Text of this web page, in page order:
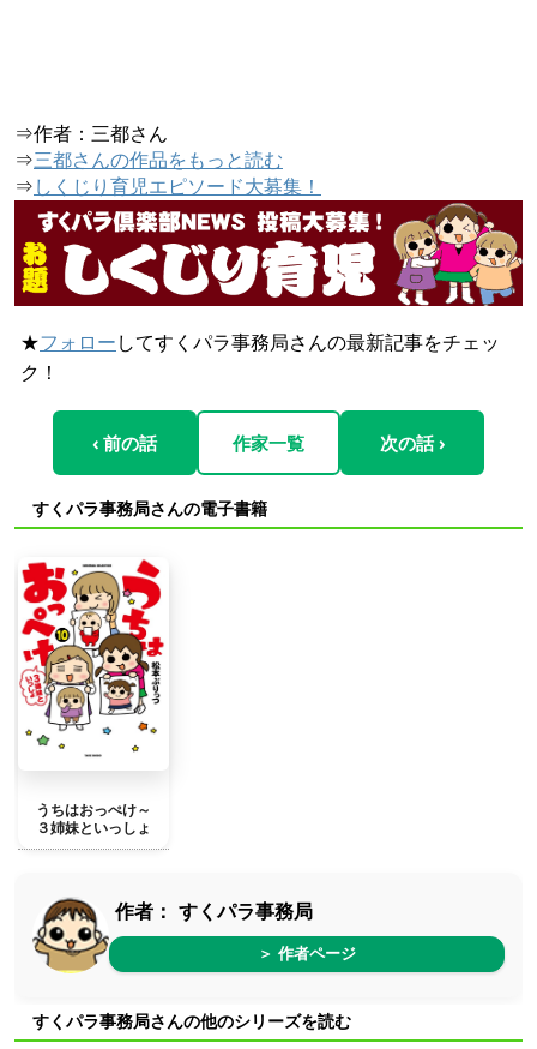
⇒作者：三都さん
⇒三都さんの作品をもっと読む
⇒ しくじり育児エピソード大募集！
★フォロー してすくパラ事務局さんの最新記事をチェッ
ク！
‹ 前の話 作家一覧 次の話 ›
すくパラ事務局さんの電子書籍
うちはおっぺけ～
３姉妹といっしょ
作者： すくパラ事務局
＞ 作者ページ
すくパラ事務局さんの他のシリーズを読む